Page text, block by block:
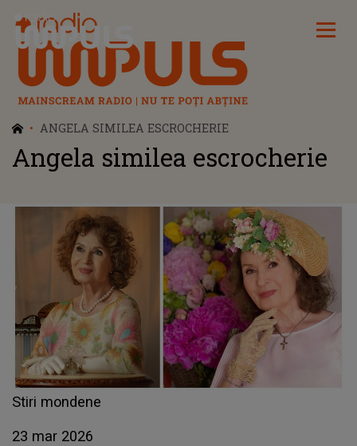
Radio Impuls
ANGELA SIMILEA ESCROCHERIE
Angela similea escrocherie
Stiri mondene
23 mar 2026